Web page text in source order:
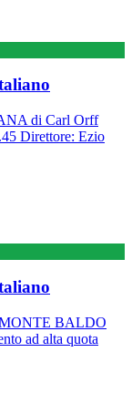
di Carl Orff
Direttore: Ezio
BALDO
ad alta quota